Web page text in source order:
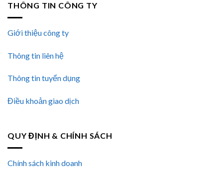
THÔNG TIN CÔNG TY
Giới thiệu công ty
Thông tin liên hệ
Thông tin tuyển dụng
Điều khoản giao dịch
QUY ĐỊNH & CHÍNH SÁCH
Chính sách kinh doanh